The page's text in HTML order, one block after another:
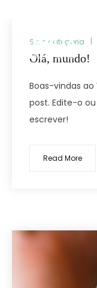
Sem categoria
Olá, mundo!
Boas-vindas ao
post. Edite-o
escrever!
Read More